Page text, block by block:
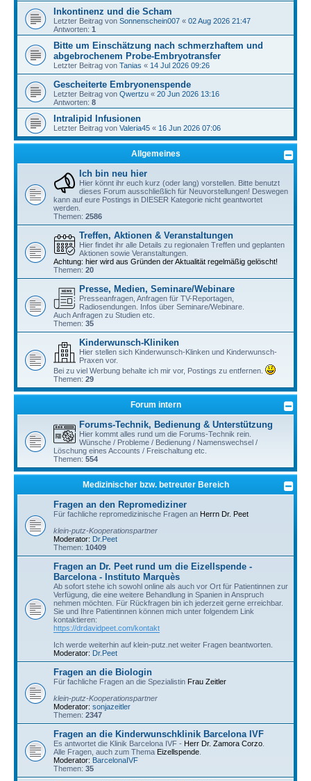
Inkontinenz und die Scham
Letzter Beitrag von Sonnenschein007 « 02 Aug 2026 21:47
Antworten: 1
Bitte um Einschätzung nach schmerzhaftem und
abgebrochenem Probe-Embryotransfer
Letzter Beitrag von Tanias « 14 Jul 2026 09:26
Gescheiterte Embryonenspende
Letzter Beitrag von Qwertzu « 20 Jun 2026 13:16
Antworten: 8
Intralipid Infusionen
Letzter Beitrag von Valeria45 « 16 Jun 2026 07:06
Allgemeines
Ich bin neu hier
Hier könnt ihr euch kurz (oder lang) vorstellen. Bitte benutzt
dieses Forum ausschließlich für Neuvorstellungen! Deswegen
kann auf eure Postings in DIESER Kategorie nicht geantwortet
werden.
Themen: 2586
Treffen, Aktionen & Veranstaltungen
Hier findet ihr alle Details zu regionalen Treffen und geplanten
Aktionen sowie Veranstaltungen.
Achtung: hier wird aus Gründen der Aktualität regelmäßig gelöscht!
Themen: 20
Presse, Medien, Seminare/Webinare
Presseanfragen, Anfragen für TV-Reportagen,
Radiosendungen. Infos über Seminare/Webinare.
Auch Anfragen zu Studien etc.
Themen: 35
Kinderwunsch-Kliniken
Hier stellen sich Kinderwunsch-Klinken und Kinderwunsch-
Praxen vor.
Bei zu viel Werbung behalte ich mir vor, Postings zu entfernen.
Themen: 29
Forum intern
Forums-Technik, Bedienung & Unterstützung
Hier kommt alles rund um die Forums-Technik rein.
Wünsche / Probleme / Bedienung / Namenswechsel /
Löschung eines Accounts / Freischaltung etc.
Themen: 554
Medizinischer bzw. betreuter Bereich
Fragen an den Repromediziner
Für fachliche repromedizinische Fragen an Herrn Dr. Peet
klein-putz-Kooperationspartner
Moderator: Dr.Peet
Themen: 10409
Fragen an Dr. Peet rund um die Eizellspende -
Barcelona - Instituto Marquès
Ab sofort stehe ich sowohl online als auch vor Ort für Patientinnen zur
Verfügung, die eine weitere Behandlung in Spanien in Anspruch
nehmen möchten. Für Rückfragen bin ich jederzeit gerne erreichbar.
Sie und Ihre Patientinnen können mich unter folgendem Link
kontaktieren:
https://drdavidpeet.com/kontakt
Ich werde weiterhin auf klein-putz.net weiter Fragen beantworten.
Moderator: Dr.Peet
Fragen an die Biologin
Für fachliche Fragen an die Spezialistin Frau Zeitler
klein-putz-Kooperationspartner
Moderator: sonjazeitler
Themen: 2347
Fragen an die Kinderwunschklinik Barcelona IVF
Es antwortet die Klinik Barcelona IVF - Herr Dr. Zamora Corzo
Alle Fragen, auch zum Thema Eizellspende
Moderator: BarcelonaIVF
Themen: 35